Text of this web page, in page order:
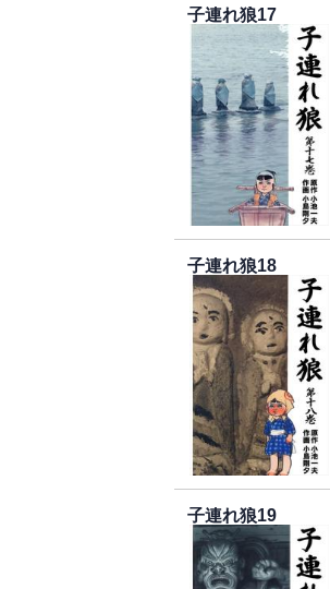
子連れ狼17
子連れ狼18
子連れ狼19